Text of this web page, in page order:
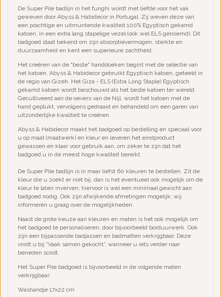
De Super Pile badlijn in het funghi wordt met liefde voor het vak
geweven door Abyss & Habidecor in Portugal. Zij weven deze van
een prachtige en uitmuntende kwaliteit 100% Egyptisch gekamd
katoen, in een extra lang stapelige vezel (ook wel ELS genoemd). Dit
badgoed staat bekend om zijn absorptievermogen, sterkte en
duurzaamheid en kent een superieure zachtheid.
Het creëren van de "beste" handdoeken begint met de selectie van
het katoen. Abyss & Habidecor gebruikt Egyptisch katoen, geteeld in
de regio van Gizeh. Het Giza - ELS (Extra Long Staple) Egyptisch
gekamd katoen wordt beschouwd als het beste katoen ter wereld.
Gecultiveerd aan de oevers van de Nijl, wordt het katoen met de
hand geplukt, vervolgens gedraaid en behandeld om een garen van
uitzonderlijke kwaliteit te creëren.
Abyss & Habidecor maakt het badgoed op bestelling en speciaal voor
u op maat (maatwerk) en kleur en leveren het eindproduct
gewassen en klaar voor gebruik aan, om zeker te zijn dat het
badgoed u in de meest hoge kwaliteit bereikt.
De Super Pile badlijn is in maar liefst 60 kleuren te bestellen. Zit de
kleur die u zoekt er niet bij, dan is het eventueel ook mogelijk om de
kleur te laten inverven; hiervoor is wel een minimaal gewicht aan
badgoed nodig. Ook zijn afwijkende afmetingen mogelijk; wij
informeren u graag over de mogelijkheden.
Naast de grote keuze aan kleuren en maten is het ook mogelijk om
het badgoed te personaliseren, door bijvoorbeeld borduurwerk. Ook
zijn een bijpassende badjassen en badmatten verkrijgbaar. Deze
vindt u bij “Vaak samen gekocht”, wanneer u iets verder naar
beneden scrolt.
Het Super Pile badgoed is bijvoorbeeld in de volgende maten
verkrijgbaar:
Washandje 17x22 cm